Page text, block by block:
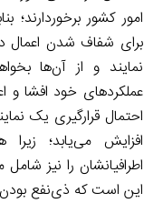
امور کشور برخوردارند؛
برای شفاف شدن اعمال
نمایند و از آن‌ها
عملکردهای خود افشا و
احتمال قرارگیری یک
افزایش می‌یابد؛ زیرا
اطرافیانشان را نیز
این است که ذی‌نفع بودن